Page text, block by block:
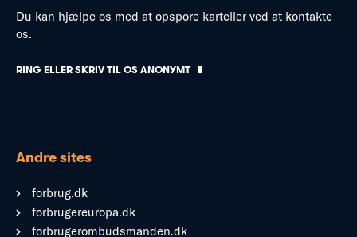
Du kan hjælpe os med at opspore karteller ved at kontakte
os.
RING ELLER SKRIV TIL OS ANONYMT
Andre sites
forbrug.dk
forbrugereuropa.dk
forbrugerombudsmanden.dk